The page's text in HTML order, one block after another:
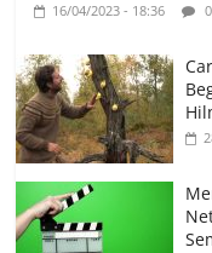
16/04/2023 - 18:36